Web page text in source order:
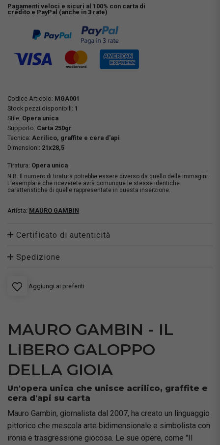
Pagamenti veloci e sicuri al 100% con carta di
credito e PayPal (anche in 3 rate)
Codice Articolo: MGA001
Stock pezzi disponibili: 1
Stile: Opera unica
Supporto: Carta 250gr
Tecnica: Acrilico, graffite e cera d'api
Dimensioni: 21x28,5
Tiratura: Opera unica
N.B. Il numero di tiratura potrebbe essere diverso da quello delle immagini.
L'esemplare che riceverete avrà comunque le stesse identiche
caratteristiche di quelle rappresentate in questa inserzione.
Artista: MAURO GAMBIN
Certificato di autenticità
Spedizione
Aggiungi ai preferiti
MAURO GAMBIN - IL
LIBERO GALOPPO
DELLA GIOIA
Un'opera unica che unisce acrilico, graffite e
cera d'api su carta
Mauro Gambin, giornalista dal 2007, ha creato un linguaggio
pittorico che mescola arte bidimensionale e simbolista con
ironia e trasgressione giocosa. Le sue opere, come "Il